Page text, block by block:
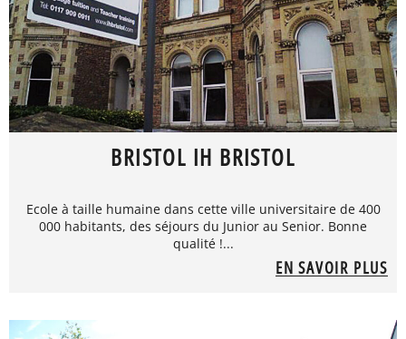
BRISTOL IH BRISTOL
Ecole à taille humaine dans cette ville universitaire de 400
000 habitants, des séjours du Junior au Senior. Bonne
qualité !...
EN SAVOIR PLUS